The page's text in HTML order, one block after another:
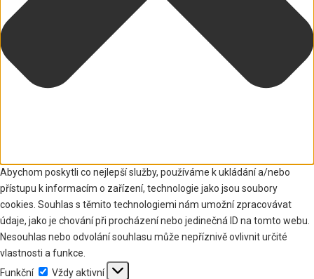
Abychom poskytli co nejlepší služby, používáme k ukládání a/nebo
přístupu k informacím o zařízení, technologie jako jsou soubory
cookies. Souhlas s těmito technologiemi nám umožní zpracovávat
údaje, jako je chování při procházení nebo jedinečná ID na tomto webu.
Nesouhlas nebo odvolání souhlasu může nepříznivě ovlivnit určité
vlastnosti a funkce.
Funkční
Funkční
Vždy aktivní